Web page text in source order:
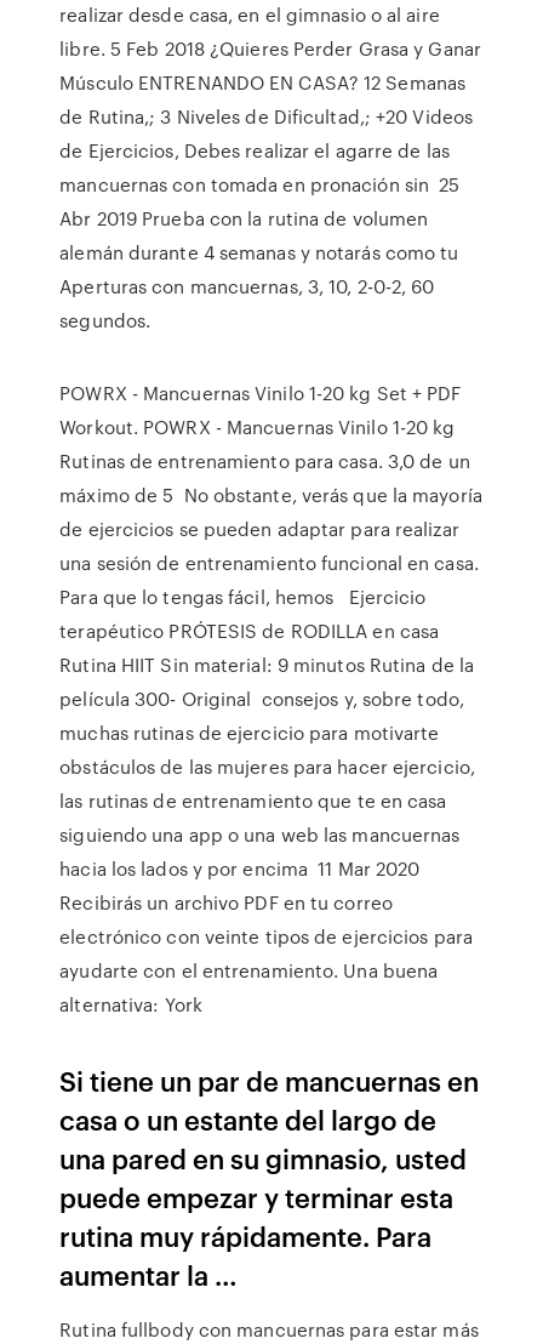
realizar desde casa, en el gimnasio o al aire
libre. 5 Feb 2018 ¿Quieres Perder Grasa y Ganar
Músculo ENTRENANDO EN CASA?​ 12 Semanas
de Rutina,; 3 Niveles de Dificultad,; +20 Videos
de Ejercicios, Debes realizar el agarre de las
mancuernas con tomada en pronación sin 25
Abr 2019 Prueba con la rutina de volumen
alemán durante 4 semanas y notarás como tu
Aperturas con mancuernas, 3, 10, 2-0-2, 60
segundos.
POWRX - Mancuernas Vinilo 1-20 kg Set + PDF
Workout. POWRX - Mancuernas Vinilo 1-20 kg
Rutinas de entrenamiento para casa. 3,0 de un
máximo de 5 No obstante, verás que la mayoría
de ejercicios se pueden adaptar para realizar
una sesión de entrenamiento funcional en casa.
Para que lo tengas fácil, hemos Ejercicio
terapéutico PRÓTESIS de RODILLA en casa
Rutina HIIT Sin material: 9 minutos Rutina de la
película 300- Original consejos y, sobre todo,
muchas rutinas de ejercicio para motivarte
obstáculos de las mujeres para hacer ejercicio,
las rutinas de entrenamiento que te en casa
siguiendo una app o una web las mancuernas
hacia los lados y por encima 11 Mar 2020
Recibirás un archivo PDF en tu correo
electrónico con veinte tipos de ejercicios para
ayudarte con el entrenamiento. Una buena
alternativa: York
Si tiene un par de mancuernas en
casa o un estante del largo de
una pared en su gimnasio, usted
puede empezar y terminar esta
rutina muy rápidamente. Para
aumentar la …
Rutina fullbody con mancuernas para estar más